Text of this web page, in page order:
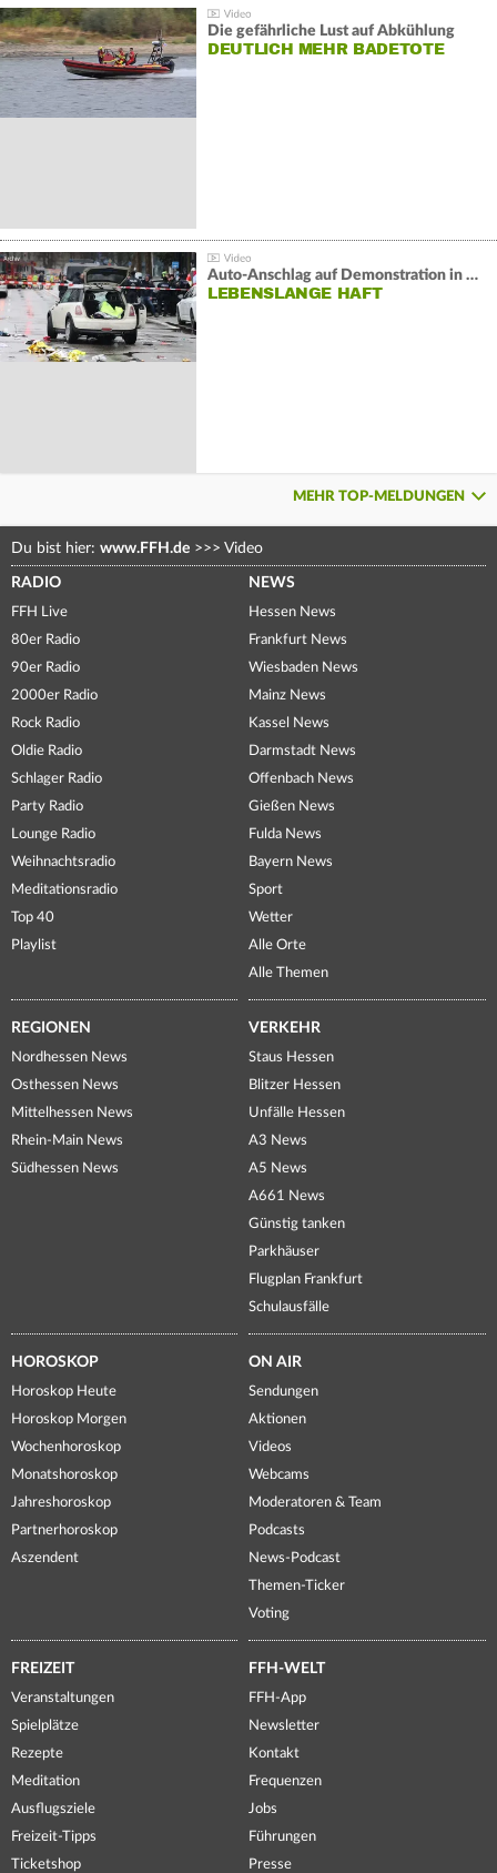
Die gefährliche Lust auf Abkühlung
DEUTLICH MEHR BADETOTE
Auto-Anschlag auf Demonstration in München:
LEBENSLANGE HAFT
MEHR TOP-MELDUNGEN
Du bist hier: www.FFH.de >>> Video
RADIO
FFH Live
80er Radio
90er Radio
2000er Radio
Rock Radio
Oldie Radio
Schlager Radio
Party Radio
Lounge Radio
Weihnachtsradio
Meditationsradio
Top 40
Playlist
NEWS
Hessen News
Frankfurt News
Wiesbaden News
Mainz News
Kassel News
Darmstadt News
Offenbach News
Gießen News
Fulda News
Bayern News
Sport
Wetter
Alle Orte
Alle Themen
REGIONEN
Nordhessen News
Osthessen News
Mittelhessen News
Rhein-Main News
Südhessen News
VERKEHR
Staus Hessen
Blitzer Hessen
Unfälle Hessen
A3 News
A5 News
A661 News
Günstig tanken
Parkhäuser
Flugplan Frankfurt
Schulausfälle
HOROSKOP
Horoskop Heute
Horoskop Morgen
Wochenhoroskop
Monatshoroskop
Jahreshoroskop
Partnerhoroskop
Aszendent
ON AIR
Sendungen
Aktionen
Videos
Webcams
Moderatoren & Team
Podcasts
News-Podcast
Themen-Ticker
Voting
FREIZEIT
Veranstaltungen
Spielplätze
Rezepte
Meditation
Ausflugsziele
Freizeit-Tipps
Ticketshop
FFH-WELT
FFH-App
Newsletter
Kontakt
Frequenzen
Jobs
Führungen
Presse